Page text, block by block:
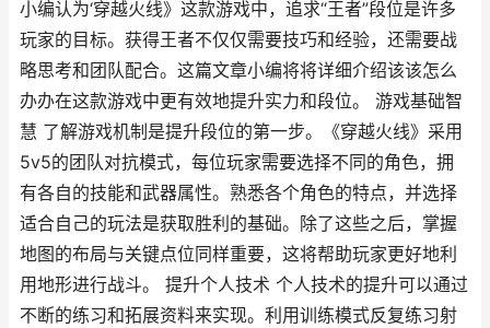
小编认为‘穿越火线》这款游戏中，追求“王者”段位是许多
玩家的目标。获得王者不仅仅需要技巧和经验，还需要战
略思考和团队配合。这篇文章小编将将详细介绍该该怎么
办办在这款游戏中更有效地提升实力和段位。 游戏基础智
慧 了解游戏机制是提升段位的第一步。《穿越火线》采用
5v5的团队对抗模式，每位玩家需要选择不同的角色，拥
有各自的技能和武器属性。熟悉各个角色的特点，并选择
适合自己的玩法是获取胜利的基础。除了这些之后，掌握
地图的布局与关键点位同样重要，这将帮助玩家更好地利
用地形进行战斗。 提升个人技术 个人技术的提升可以通过
不断的练习和拓展资料来实现。利用训练模式反复练习射